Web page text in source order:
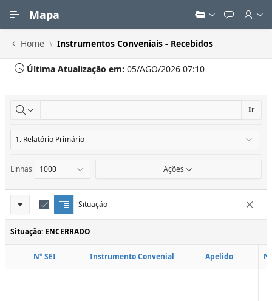
Mapa
Home Instrumentos Conveniais - Recebidos
Última Atualização em: 05/AGO/2026 07:10
Ir
Linhas Ações
Definições
do
Relatório
Situação
Q
u
e
b
E
d
i
t
Situação: ENCERRADO
N° SEI Instrumento Convenial Apelido